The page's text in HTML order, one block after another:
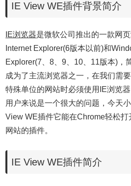
IE View WE插件背景简介
IE浏览器是微软公司推出的一款网
Internet Explorer(6版本以前)和
Explorer(7、8、9、10、11版本)，
成为了主流浏览器之一，在我们需
特殊单位的网站时必须使用IE浏览
用户来说是一个很大的问题，今天
View WE插件它能在Chrome轻松打
网站的插件。
IE View WE插件简介